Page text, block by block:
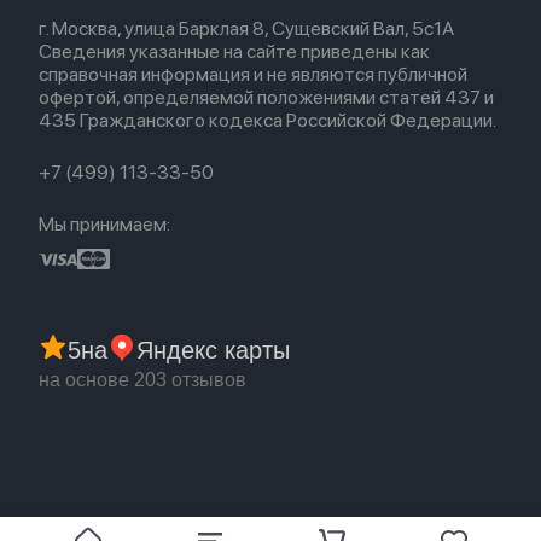
Airpods 2
Airpods (1-е)
Для Apple Watch
Политика конфиденциальности
Оплата и доставка
Партнерская программа
Гарантия
Обмен и возврат
Trade-in
Новые поступления
Популярное
Акции
г. Москва, улица Барклая 8, Сущевский Вал, 5с1А
Сведения указанные на сайте приведены как
справочная информация и не являются публичной
офертой, определяемой положениями статей 437 и
435 Гражданского кодекса Российской Федерации.
+7 (499) 113-33-50
Мы принимаем:
5на Яндекс карты
на основе 203 отзывов